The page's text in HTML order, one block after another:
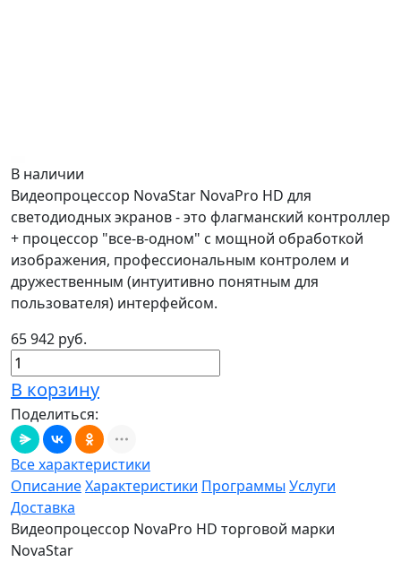
В наличии
Видеопроцессор NovaStar NovaPro HD для
светодиодных экранов - это флагманский контроллер
+ процессор "все-в-одном" с мощной обработкой
изображения, профессиональным контролем и
дружественным (интуитивно понятным для
пользователя) интерфейсом.
65 942 руб.
В корзину
Поделиться:
Все характеристики
ОписаниеХарактеристики Программы Услуги
Доставка
Видеопроцессор NovaPro HD торговой марки
NovaStar